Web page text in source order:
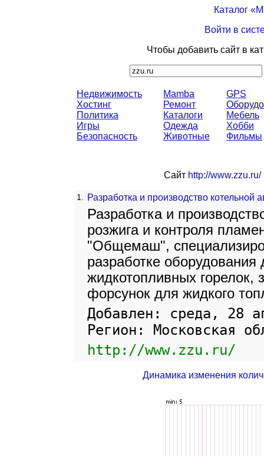
Каталог
Войти в
Чтобы добавить сайт в
Недвижимость
Хостинг
Политика
Игры
Безопасность
Mamba
Ремонт
Каталоги
Одежда
Животные
GPS
Мебель
Хобби
Фильмы
Сайт http://www.zzu.ru/
1. Разработка и производство котельной
Разработка и
розжига и контроля
"Общемаш",
разработке оборудования
жидкотопливных горелок,
форсунок для жидкого
Добавлен: среда, 28
Регион: Московская
http://www.zzu.ru/
Динамика изменения